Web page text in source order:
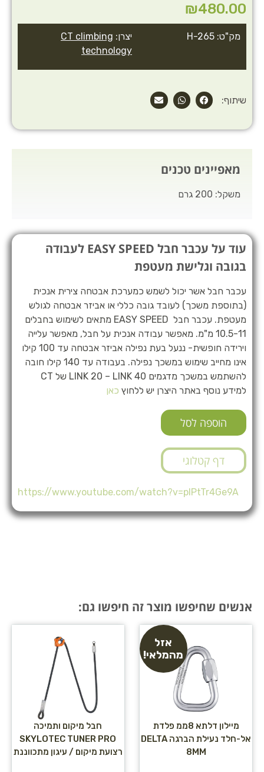
מק"ט: H-265 יצרן: CT climbing
technology
₪480.00
שיתוף:
מאפיינים טכנים
משקל: 200 גרם
עוד על עכבר חבל EASY SPEED לעבודה
בגובה וגלישת מעטפת
עכבר חבל אשר יכול לשמש כמערכת אבטחה צירית אנכית
(בתוספת משכך) לעובד גובה כללי או אביזר אבטחה לגולש
מעטפת. עכבר חבל EASY SPEED מתאים לשימוש בחבלים
10.5-11 מ"מ. מאפשר עבודה אנכית על חבל, מאפשר עלייה
וירידה חופשית- ננעל בעת נפילה אביזר אבטחה עד 100 קילו
אינו מחייב שימוש במשכך נפילה. בעבודה עד 140 קילו חובה
להשתמש במשכך מדגמים LINK 20 – LINK 40 של CT
למידע נוסף באתר היצרן יש ללחוץ כאן
הוספה לסל
דף קטלוגי
https://www.youtube.com/watch?v=plPtTr4Ge9A
אנשים שחיפשו מוצר זה חיפשו גם:
אזל
מהמלאי!
מיילון דלתא 8ממ פלדת
אל-חלד נעילת הברגה DELTA
8MM
חבל מיקום ותמיכה
SKYLOTEC TUNER PRO
רצועת מיקום / עיגון מתכווננת